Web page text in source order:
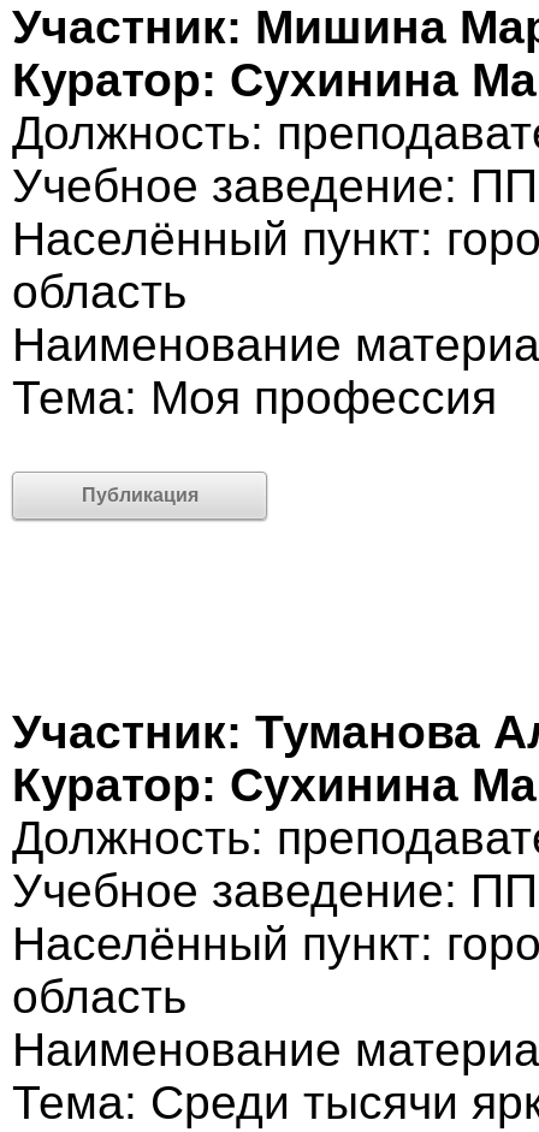
Участник: Мишина
Куратор: Сухинина
Должность:
Учебное заведение:
Населённый пункт:
область
Наименование
Тема: Моя профессия
Публикация
Участник: Туманова
Куратор: Сухинина
Должность:
Учебное заведение:
Населённый пункт:
область
Наименование
Тема: Среди тысячи